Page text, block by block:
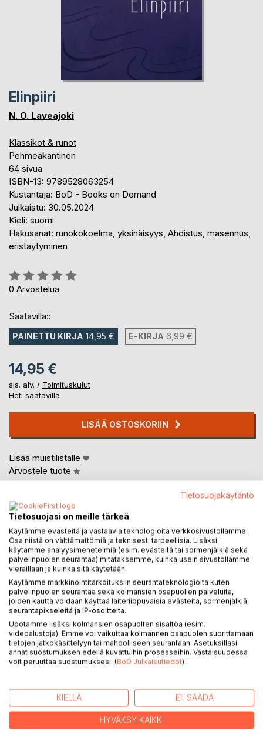
Elinpiiri
N. O. Laveajoki
Klassikot & runot
Pehmeäkantinen
64 sivua
ISBN-13: 9789528063254
Kustantaja: BoD - Books on Demand
Julkaistu: 30.05.2024
Kieli: suomi
Hakusanat: runokokoelma, yksinäisyys, Ahdistus, masennus,
eristäytyminen
Arvostelu::
0%
0 Arvostelua
Saatavilla::
PAINETTU KIRJA 14,95 € E-KIRJA 6,99 €
14,95 €
sis. alv. / Toimituskulut
Heti saatavilla
LISÄÄ OSTOSKORIIN
Lisää muistilistalle
Arvostele tuote
KUVAUS
"Korvissani
kuplii kuohuviini
jota vieraat juovat
jonkun muun juhlissa"
Elinpiiri on runokokoelma, joka kuvaa yksinäisyyttä ja
eristäytymistä. Kirjan lyhyet runot ovat yhtä aikaa helposti
KIRJAILIJA
Tietosuojakäytäntö
Tietosuojasi on meille tärkeä
Käytämme evästeitä ja vastaavia teknologioita verkkosivustollamme.
Osa niistä on välttämättömiä ja teknisesti tarpeellisia. Lisäksi
käytämme analyysimenetelmiä (esim. evästeitä tai sormenjälkiä sekä
palvelinpuolen seurantaa) mitataksemme, kuinka usein sivustollamme
vieraillaan ja kuinka sitä käytetään.
Käytämme markkinointitarkoituksiin seurantateknologioita kuten
palvelinpuolen seurantaa sekä kolmansien osapuolien palveluita,
joiden kautta voidaan käyttää laiteriippuvaisia evästeitä, sormenjälkiä,
seurantapikseleitä ja IP-osoitteita.
Upotamme lisäksi kolmansien osapuolten sisältöä (esim.
videoalustoja). Emme voi vaikuttaa kolmannen osapuolen suorittamaan
tietojen jatkokäsittelyyn tai mahdolliseen seurantaan. Asetuksillasi
annat suostumuksen edellä kuvattuihin prosesseihin. Vastaisuudessa
voit peruuttaa suostumuksesi. (BoD Julkaisutiedot)
KIELLÄ EI, SÄÄDÄ
HYVÄKSY KAIKKI